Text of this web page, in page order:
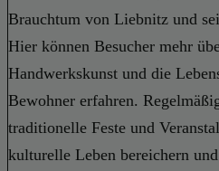
Brauchtum von Liebnitz und
Hier können Besucher mehr
Handwerkskunst und die
Bewohner erfahren.
traditionelle Feste und
kulturelle Leben bereichern